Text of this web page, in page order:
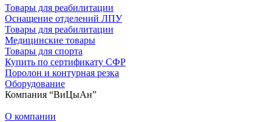
Товары для реабилитации
Оснащение отделений ЛПУ
Товары для реабилитации
Медицинские товары
Товары для спорта
Купить по сертификату СФР
Поролон и контурная резка
Оборудование
Компания “ВиЦыАн”
О компании